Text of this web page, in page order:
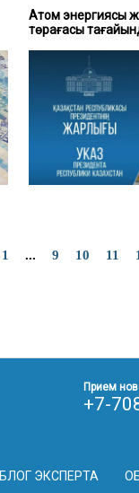
Атом энергиясы
төрағасы
1 ... 9 10 11
БЛОГ ЭКСПЕРТА
Прием
+7-